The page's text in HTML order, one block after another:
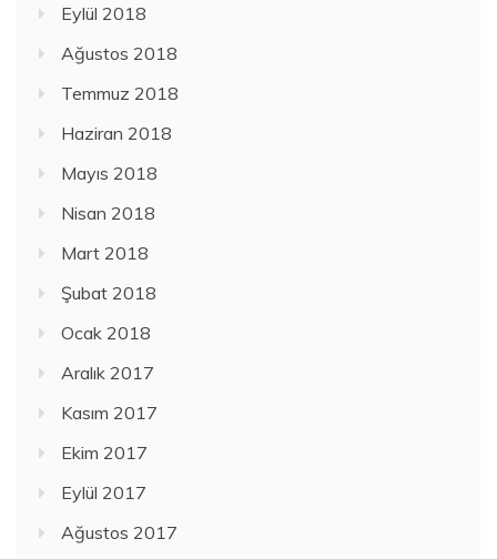
Eylül 2018
Ağustos 2018
Temmuz 2018
Haziran 2018
Mayıs 2018
Nisan 2018
Mart 2018
Şubat 2018
Ocak 2018
Aralık 2017
Kasım 2017
Ekim 2017
Eylül 2017
Ağustos 2017